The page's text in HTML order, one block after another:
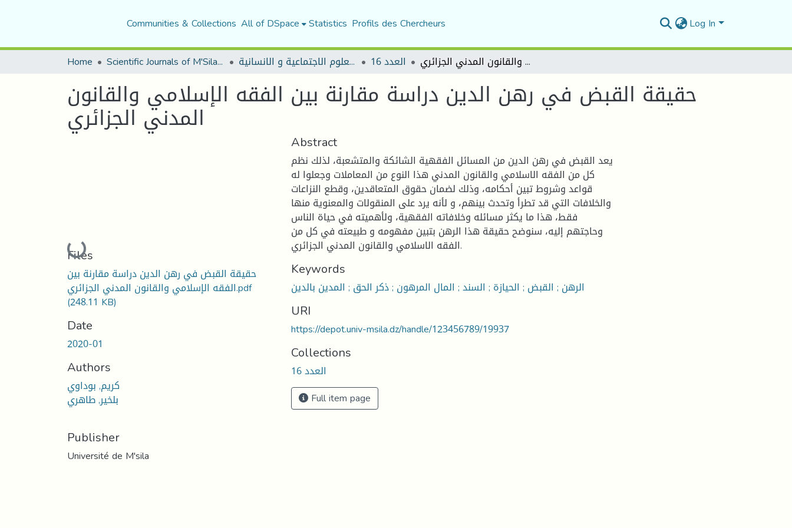
Communities & Collections All of DSpace Statistics Profils des Chercheurs Log In
Home Scientific Journals of M'Sila University مجلة العلوم الاجتماعية و الانسانية العدد 16 حقيقة القبض في رهن الدين دراسة مقارنة بين الفقه الإسلامي والقانون المدني الجزائري
حقيقة القبض في رهن الدين دراسة مقارنة بين الفقه الإسلامي والقانون
المدني الجزائري
Loading...
Files
حقيقة القبض في رهن الدين دراسة مقارنة بين
الفقه الإسلامي والقانون المدني الجزائري.pdf
(248.11 KB)
Date
2020-01
Authors
كريم, بوداوي
بلخير, طاهري
Publisher
Université de M'sila
Abstract
يعد القبض في رهن الدين من المسائل الفقهية الشائكة والمتشعبة، لذلك نظم
كل من الفقه الاسلامي والقانون المدني هذا النوع من المعاملات وجعلوا له
قواعد وشروط تبين أحكامه، وذلك لضمان حقوق المتعاقدين، وقطع النزاعات
والخلافات التي قد تطرأ وتحدث بينهم، و لأنه يرد على المنقولات والمعنوية منها
فقط، هذا ما يكثر مسائله وخلافاته الفقهية، ولأهميته في حياة الناس
وحاجتهم إليه، سنوضح حقيقة هذا الرهن بتبين مفهومه و طبيعته في كل من
الفقه الاسلامي والقانون المدني الجزائري.
Keywords
الرهن ; القبض ; الحيازة ; السند ; المال المرهون ; ذكر الحق ; المدين بالدين
URI
https://depot.univ-msila.dz/handle/123456789/19937
Collections
العدد 16
Full item page